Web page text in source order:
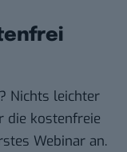
Nichts leichter
die kostenfreie
Webinar an.